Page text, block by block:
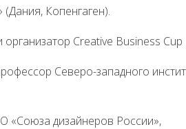
Копенгаген).
Creative Business
Северо-западного
«Союза дизайнеров России»,